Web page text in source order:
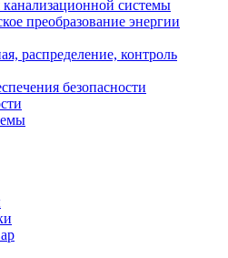
канализационной системы
преобразование энергии
распределение, контроль
безопасности